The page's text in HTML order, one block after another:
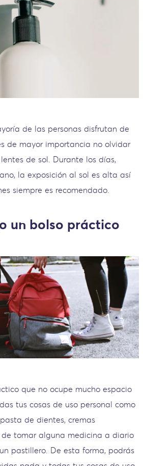
de las personas disfrutan de
de mayor importancia no olvidar
de sol. Durante los días,
la exposición al sol es alta así
siempre es recomendado.
un bolso práctico
que no ocupe mucho espacio
tus cosas de uso personal como
de dientes, cremas
de tomar alguna medicina a diario
pastillero. De esta forma, podrás